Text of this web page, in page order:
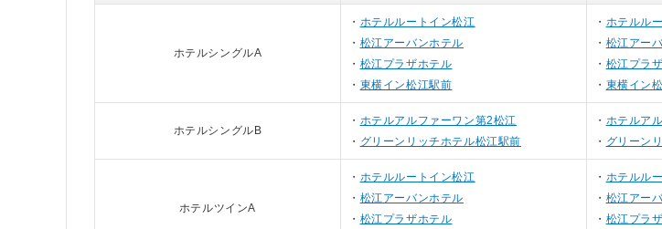
ホテルシングルA
ホテルルートイン松江
松江アーバンホテル
松江プラザホテル
東横イン松江駅前
ホテルル
松江アー
松江プラ
東横イン
ホテルシングルB
ホテルアルファーワン第2松江
グリーンリッチホテル松江駅前
ホテルア
グリーン
ホテルツインA
ホテルルートイン松江
松江アーバンホテル
松江プラザホテル
ホテルル
松江アー
松江プラ